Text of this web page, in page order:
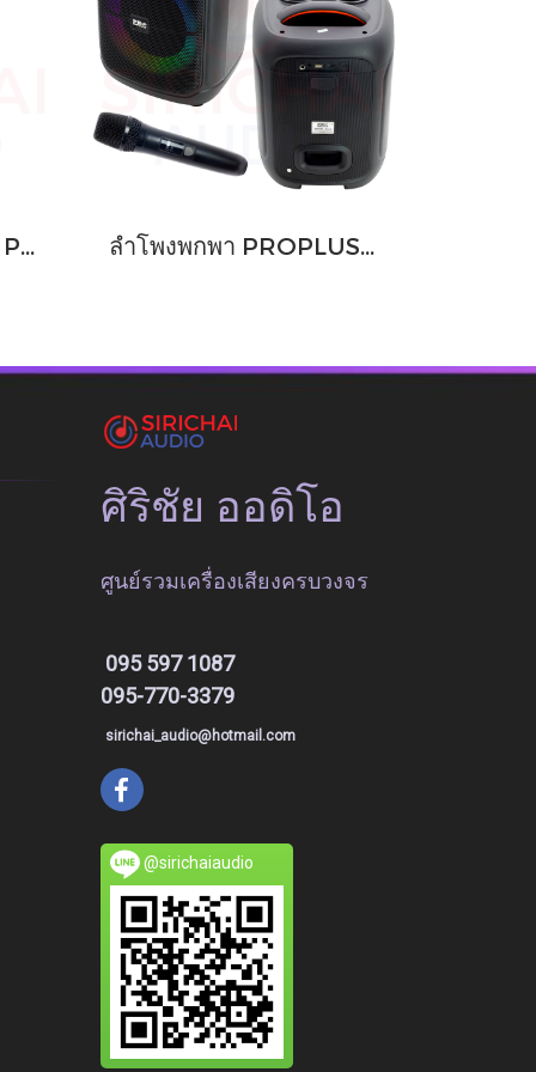
ลำโพง ACTIVE คอลั่ม PROPLUS รุ่น UZ12 ลำโพงพกพา PROPLUS รุ่น GA8 บลูทูธ
ศิริชัย ออดิโอ
ศูนย์รวมเครื่องเสียงครบวงจร
095 597 1087
095-770-3379
sirichai_audio@hotmail.com
@sirichaiaudio